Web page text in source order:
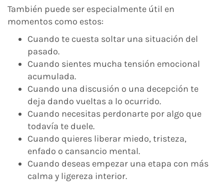
También puede ser especialmente útil en
momentos como estos:
Cuando te cuesta soltar una situación del
pasado.
Cuando sientes mucha tensión emocional
acumulada.
Cuando una discusión o una decepción te
deja dando vueltas a lo ocurrido.
Cuando necesitas perdonarte por algo que
todavía te duele.
Cuando quieres liberar miedo, tristeza,
enfado o cansancio mental.
Cuando deseas empezar una etapa con más
calma y ligereza interior.